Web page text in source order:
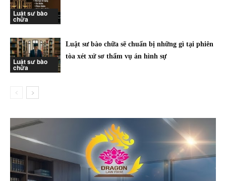
Luật sư bào
chữa
Luật sư bào
chữa
Luật sư bào chữa sẽ chuẩn bị những gì tại phiên
tòa xét xử sơ thẩm vụ án hình sự